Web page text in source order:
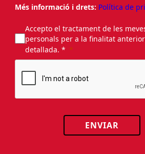
Més informació i drets: Política de
Accepto el tractament de les
personals per a la finalitat
detallada. *
ENVIAR